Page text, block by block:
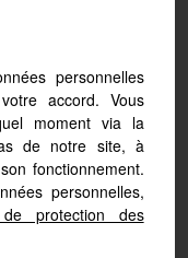
personnelles
accord. Vous
moment via la
de notre site, à
fonctionnement.
personnelles,
protection des